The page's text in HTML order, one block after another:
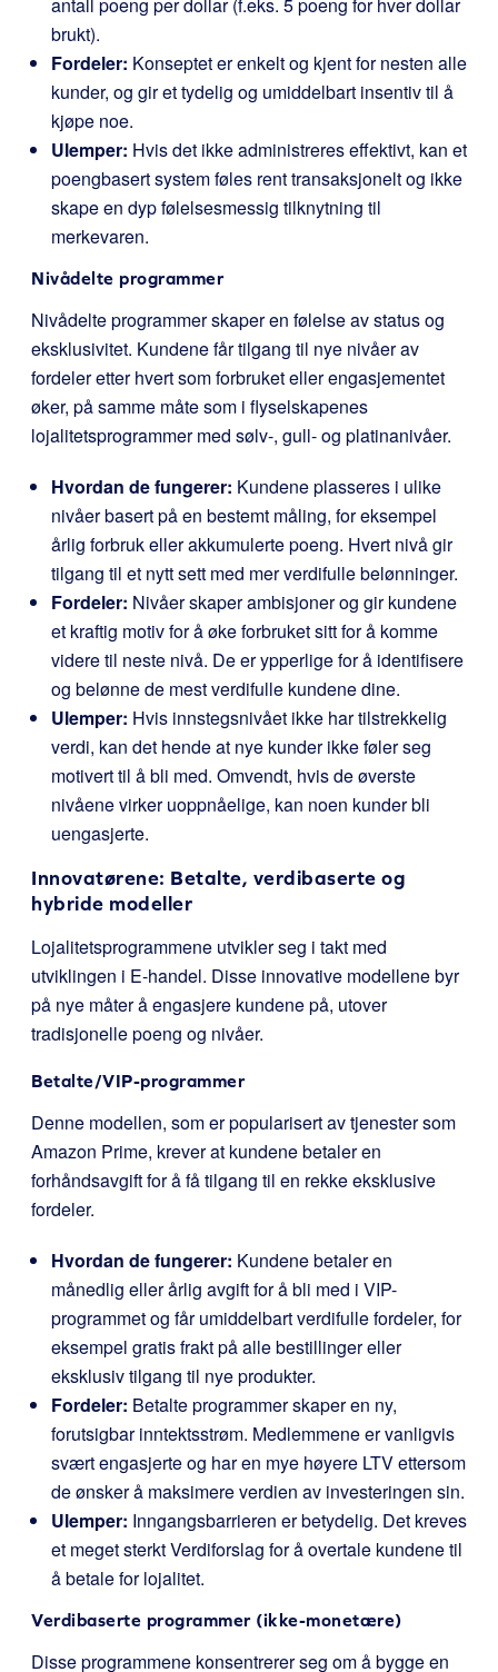
brukt).
Fordeler: Konseptet er enkelt og kjent for nesten alle
kunder, og gir et tydelig og umiddelbart insentiv til å
kjøpe noe.
Ulemper: Hvis det ikke administreres effektivt, kan et
poengbasert system føles rent transaksjonelt og ikke
skape en dyp følelsesmessig tilknytning til
merkevaren.
Nivådelte programmer
Nivådelte programmer skaper en følelse av status og
eksklusivitet. Kundene får tilgang til nye nivåer av
fordeler etter hvert som forbruket eller engasjementet
øker, på samme måte som i flyselskapenes
lojalitetsprogrammer med sølv-, gull- og platinanivåer.
Hvordan de fungerer: Kundene plasseres i ulike
nivåer basert på en bestemt måling, for eksempel
årlig forbruk eller akkumulerte poeng. Hvert nivå gir
tilgang til et nytt sett med mer verdifulle belønninger.
Fordeler: Nivåer skaper ambisjoner og gir kundene
et kraftig motiv for å øke forbruket sitt for å komme
videre til neste nivå. De er ypperlige for å identifisere
og belønne de mest verdifulle kundene dine.
Ulemper: Hvis innstegsnivået ikke har tilstrekkelig
verdi, kan det hende at nye kunder ikke føler seg
motivert til å bli med. Omvendt, hvis de øverste
nivåene virker uoppnåelige, kan noen kunder bli
uengasjerte.
Innovatørene: Betalte, verdibaserte og
hybride modeller
Lojalitetsprogrammene utvikler seg i takt med
utviklingen i E-handel. Disse innovative modellene byr
på nye måter å engasjere kundene på, utover
tradisjonelle poeng og nivåer.
Betalte/VIP-programmer
Denne modellen, som er popularisert av tjenester som
Amazon Prime, krever at kundene betaler en
forhåndsavgift for å få tilgang til en rekke eksklusive
fordeler.
Hvordan de fungerer: Kundene betaler en
månedlig eller årlig avgift for å bli med i VIP-
programmet og får umiddelbart verdifulle fordeler, for
eksempel gratis frakt på alle bestillinger eller
eksklusiv tilgang til nye produkter.
Fordeler: Betalte programmer skaper en ny,
forutsigbar inntektsstrøm. Medlemmene er vanligvis
svært engasjerte og har en mye høyere LTV ettersom
de ønsker å maksimere verdien av investeringen sin.
Ulemper: Inngangsbarrieren er betydelig. Det kreves
et meget sterkt Verdiforslag for å overtale kundene til
å betale for lojalitet.
Verdibaserte programmer (ikke-monetære)
Disse programmene konsentrerer seg om å bygge en